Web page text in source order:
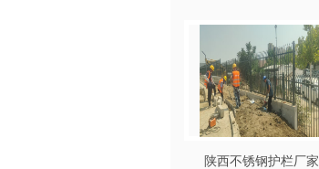
陕西不锈钢护栏厂家